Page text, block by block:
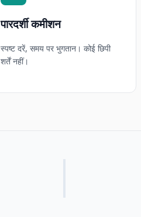
पारदर्शी कमीशन
स्पष्ट दरें, समय पर भुगतान। कोई छिपी
शर्तें नहीं।